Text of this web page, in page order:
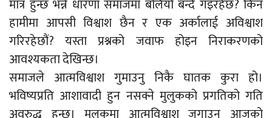
मात्र हुन्छ भन्ने धारणा समाजमा बलियो बन्दै गइरहेछ? किन
हामीमा आपसी विश्वाश छैन र एक अर्कालाई अविश्वाश
गरिरहेछौं? यस्ता प्रश्नको जवाफ होइन निराकरणको
आवश्यकता देखिन्छ।
समाजले आत्मविश्वाश गुमाउनु निकै घातक कुरा हो।
भविष्यप्रति आशावादी हुन नसक्ने मुलुकको प्रगतिको गति